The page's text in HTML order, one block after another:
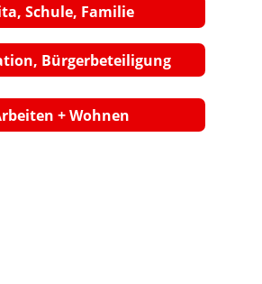
+ Wohnen
Schule, Familie
Bürgerbeteiligung